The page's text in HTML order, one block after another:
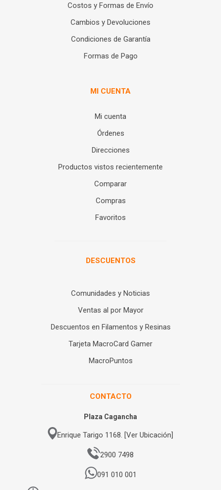
Costos y Formas de Envío
Cambios y Devoluciones
Condiciones de Garantía
Formas de Pago
MI CUENTA
Mi cuenta
Órdenes
Direcciones
Productos vistos recientemente
Comparar
Compras
Favoritos
DESCUENTOS
Comunidades y Noticias
Ventas al por Mayor
Descuentos en Filamentos y Resinas
Tarjeta MacroCard Gamer
MacroPuntos
CONTACTO
Plaza Cagancha
Enrique Tarigo 1168. [Ver Ubicación]
2900 7498
091 010 001